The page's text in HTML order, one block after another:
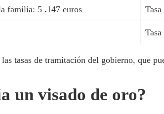
la familia: 5.147 euros
tasas de tramitación del gobierno, que
un visado de oro?